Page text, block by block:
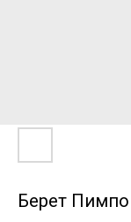
Берет